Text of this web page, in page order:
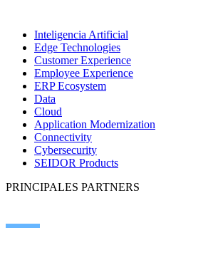
Inteligencia Artificial
Edge Technologies
Customer Experience
Employee Experience
ERP Ecosystem
Data
Cloud
Application Modernization
Connectivity
Cybersecurity
SEIDOR Products
PRINCIPALES PARTNERS